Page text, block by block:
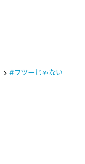
#フツーじゃない